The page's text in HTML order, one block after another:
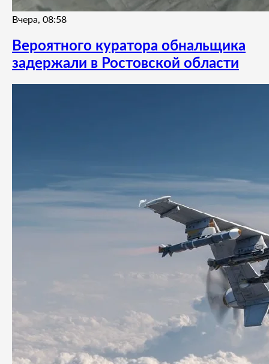
Вчера, 08:58
Вероятного куратора обнальщика
задержали в Ростовской области